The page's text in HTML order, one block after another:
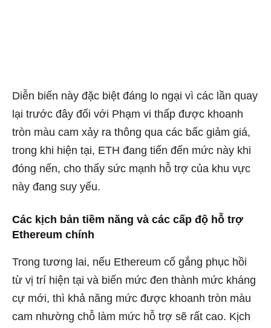
Diễn biến này đặc biệt đáng lo ngại vì các lần quay
lại trước đây đối với Phạm vi thấp được khoanh
tròn màu cam xảy ra thông qua các bấc giảm giá,
trong khi hiện tại, ETH đang tiến đến mức này khi
đóng nến, cho thấy sức mạnh hỗ trợ của khu vực
này đang suy yếu.
Các kịch bản tiềm năng và các cấp độ hỗ trợ
Ethereum chính
Trong tương lai, nếu Ethereum cố gắng phục hồi
từ vị trí hiện tại và biến mức đen thành mức kháng
cự mới, thì khả năng mức được khoanh tròn màu
cam nhường chỗ làm mức hỗ trợ sẽ rất cao. Kịch